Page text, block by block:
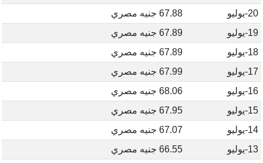
20-يوليو
67.88 جنيه مصري
19-يوليو
67.89 جنيه مصري
18-يوليو
67.89 جنيه مصري
17-يوليو
67.99 جنيه مصري
16-يوليو
68.06 جنيه مصري
15-يوليو
67.95 جنيه مصري
14-يوليو
67.07 جنيه مصري
13-يوليو
66.55 جنيه مصري